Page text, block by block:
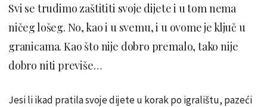
Svi se trudimo zaštititi svoje dijete i u tom nema
ničeg lošeg. No, kao i u svemu, i u ovome je ključ u
granicama. Kao što nije dobro premalo, tako nije
dobro niti previše…
Jesi li ikad pratila svoje dijete u korak po igralištu, pazeći